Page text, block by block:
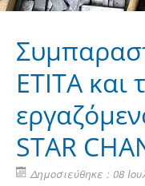
ΕΤΙΤΑ και
STAR
Δημοσιεύθηκε : 08